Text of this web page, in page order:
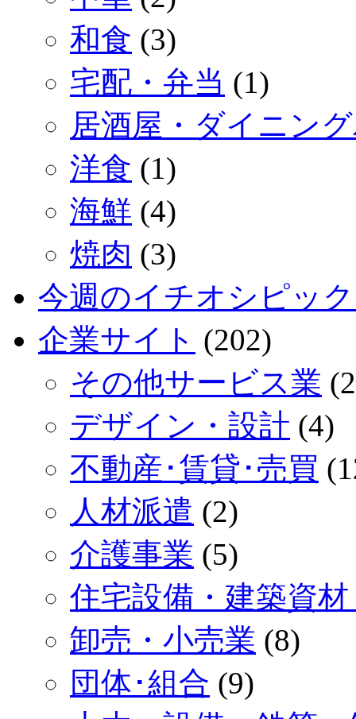
和食 (3)
宅配・弁当 (1)
居酒屋・ダイニン
洋食 (1)
海鮮 (4)
焼肉 (3)
今週のイチオシピッ
企業サイト (202)
その他サービス業
デザイン・設計 (4)
不動産･賃貸･売買
人材派遣 (2)
介護事業 (5)
住宅設備・建築資
卸売・小売業 (8)
団体･組合 (9)